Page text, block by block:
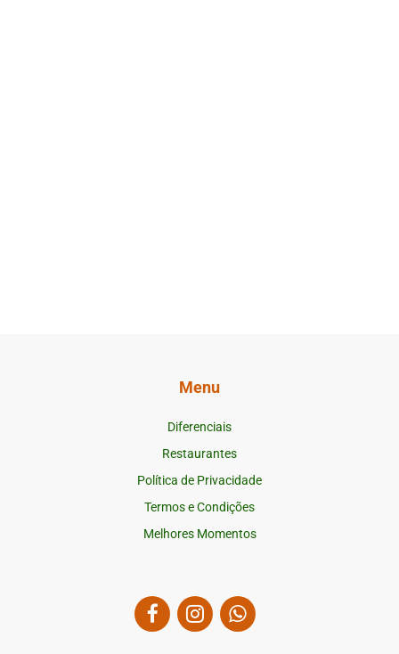
Menu
Diferenciais
Restaurantes
Política de Privacidade
Termos e Condições
Melhores Momentos